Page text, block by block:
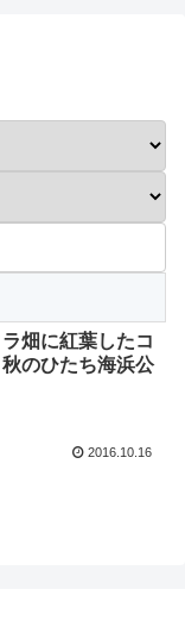
畑に紅葉したコ
のひたち海浜公
2016.10.16